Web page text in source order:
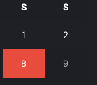
S S
1 2
8 9